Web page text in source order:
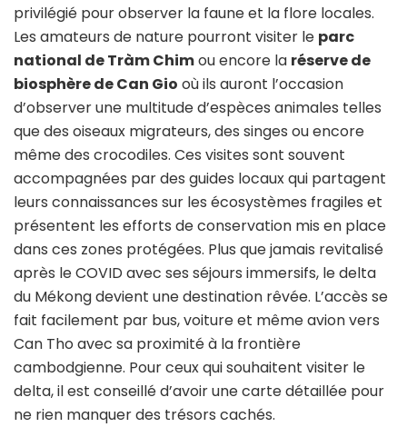
privilégié pour observer la faune et la flore locales.
Les amateurs de nature pourront visiter le parc
national de Tràm Chimou encore la réserve de
biosphère de Can Gio où ils auront l’occasion
d’observer une multitude d’espèces animales telles
que des oiseaux migrateurs, des singes ou encore
même des crocodiles. Ces visites sont souvent
accompagnées par des guides locaux qui partagent
leurs connaissances sur les écosystèmes fragiles et
présentent les efforts de conservation mis en place
dans ces zones protégées. Plus que jamais revitalisé
après le COVID avec ses séjours immersifs, le delta
du Mékong devient une destination rêvée. L’accès se
fait facilement par bus, voiture et même avion vers
Can Tho avec sa proximité à la frontière
cambodgienne. Pour ceux qui souhaitent visiter le
delta, il est conseillé d’avoir une carte détaillée pour
ne rien manquer des trésors cachés.